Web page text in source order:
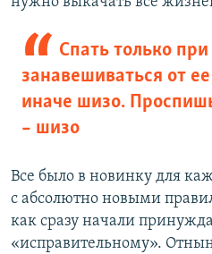
Спать только
занавешиваться от
иначе шизо.
– шизо
Все было в новинку для
с абсолютно новыми
как сразу начали
«исправительному».